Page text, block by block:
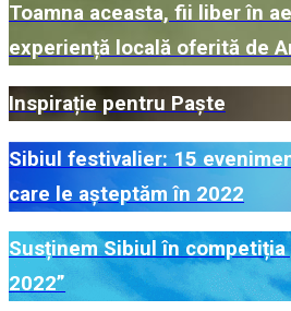
Toamna aceasta, fii liber în
experiență locală oferită de
Inspirație pentru Paște
Sibiul festivalier: 15
care le așteptăm în 2022
Susținem Sibiul în competiția
2022”